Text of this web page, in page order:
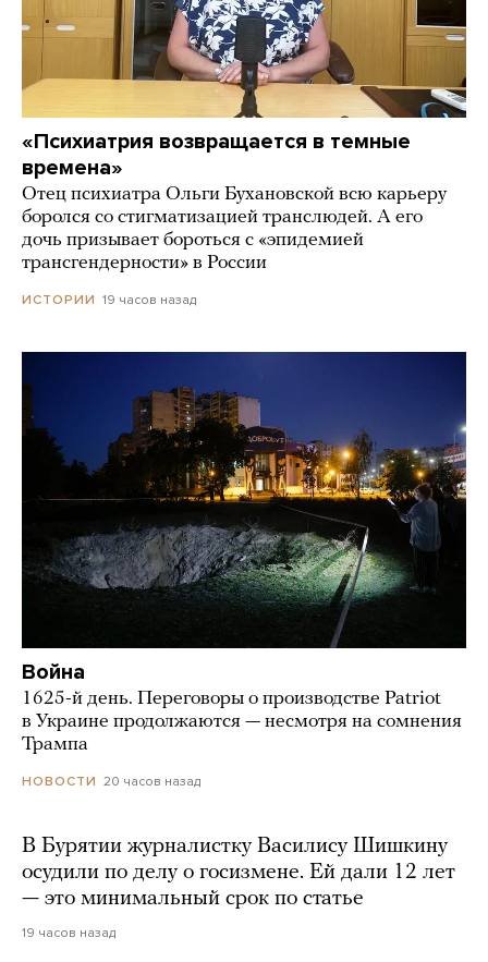
«Психиатрия возвращается в темные
времена»
Отец психиатра Ольги Бухановской всю карьеру
боролся со стигматизацией транслюдей. А его
дочь призывает бороться с «эпидемией
трансгендерности» в России
ИСТОРИИ 19 часов назад
Война
1625-й день. Переговоры о производстве Patriot
в Украине продолжаются — несмотря на сомнения
Трампа
НОВОСТИ 20 часов назад
В Бурятии журналистку Василису Шишкину
осудили по делу о госизмене. Ей дали 12 лет
— это минимальный срок по статье
19 часов назад